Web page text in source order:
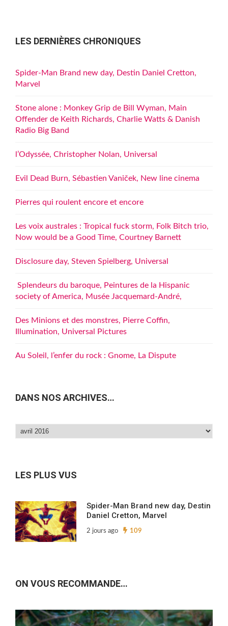
LES DERNIÈRES CHRONIQUES
Spider-Man Brand new day, Destin Daniel Cretton,
Marvel
Stone alone : Monkey Grip de Bill Wyman, Main
Offender de Keith Richards, Charlie Watts & Danish
Radio Big Band
l’Odyssée, Christopher Nolan, Universal
Evil Dead Burn, Sébastien Vaniček, New line cinema
Pierres qui roulent encore et encore
Les voix australes : Tropical fuck storm, Folk Bitch trio,
Now would be a Good Time, Courtney Barnett
Disclosure day, Steven Spielberg, Universal
Splendeurs du baroque, Peintures de la Hispanic
society of America, Musée Jacquemard-André,
Des Minions et des monstres, Pierre Coffin,
Illumination, Universal Pictures
Au Soleil, l’enfer du rock : Gnome, La Dispute
DANS NOS ARCHIVES…
Dans
LES PLUS VUS
Spider-Man Brand new day, Destin
Daniel Cretton, Marvel
2 jours ago 109
ON VOUS RECOMMANDE…